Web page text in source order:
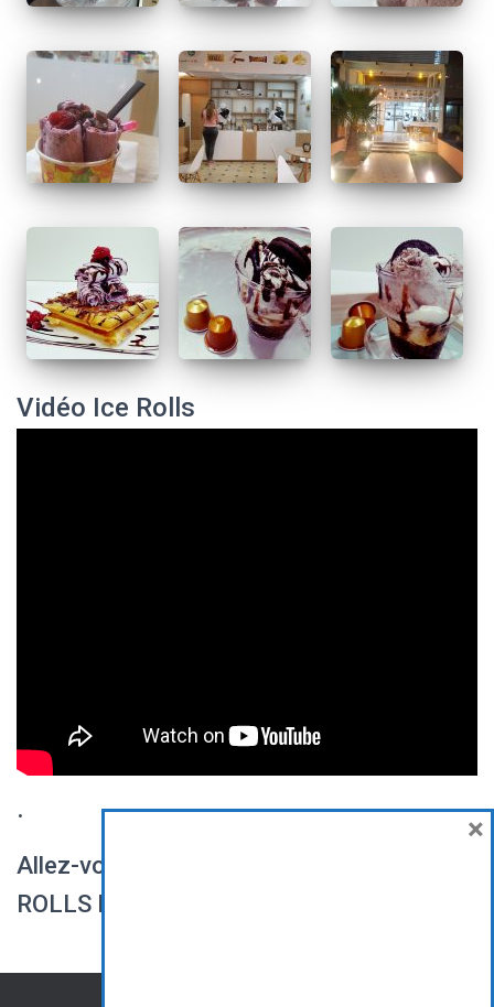
Vidéo Ice Rolls
.
Allez-vous craquer pour les glaces ICE
ROLLS MARRAKECH ??
×